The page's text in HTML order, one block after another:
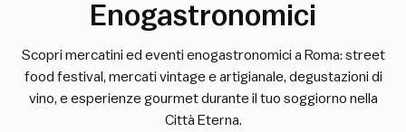
Enogastronomici
Scopri mercatini ed eventi enogastronomici a Roma: street
food festival, mercati vintage e artigianale, degustazioni di
vino, e esperienze gourmet durante il tuo soggiorno nella
Città Eterna.